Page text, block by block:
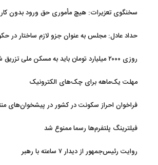
سخنگوی تعزیرات: هیچ مأموری حق ورود بدون
حداد عادل: مجلس به عنوان جزو لازم ساختار در
روزی ۲۰۰۰ میلیارد تومان باید به مسکن ملی تزریق شود
مهلت یک‌ماهه برای چک‌های الکترونیک
فراخوان احراز سکونت در کشور در پیشخوان‌های
فیلترینگ پلتفرم‌ها رسما ممنوع شد
روایت رئیس‌جمهور از دیدار ۷ ساعته با رهبر